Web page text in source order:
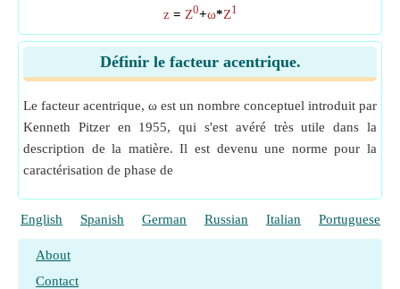
z= Z0+ω*Z1
Définir le facteur acentrique.
Le facteur acentrique, ω est un nombre conceptuel introduit par
Kenneth Pitzer en 1955, qui s'est avéré très utile dans la
description de la matière. Il est devenu une norme pour la
caractérisation de phase de
English Spanish German Russian Italian Portuguese
About
Contact